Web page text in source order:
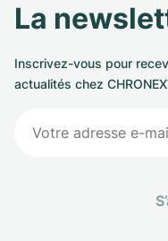
La
Inscrivez-vous pour
actualités chez